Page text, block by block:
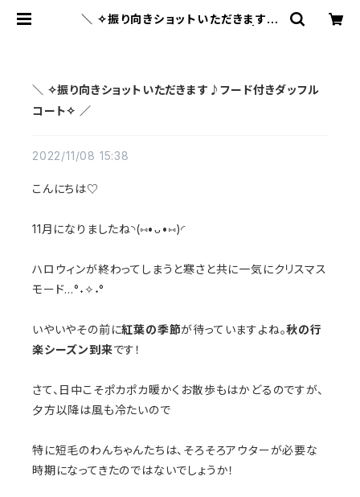
＼ ✧振り向きショットいただきます♪
＼ ✧振り向きショットいただきます♪フード付きダッフル
コート✧ ／
2022/11/08 15:38
こんにちは♡
11月になりましたね◝(⑅•ᴗ•⑅)◜
ハロウィンが終わってしまうと寒さと共に一気にクリスマス
モード…°˖✧˖°
いやいやその前に紅葉の季節が待っていますよね。秋の行
楽シーズン到来です！
さて、日中こそポカポカ暖かくお散歩もはかどるのですが、
夕方以降は風も冷たいので
特に短毛のわんちゃんたちは、そろそろアウターが必要な
時期になってきたのではないでしょうか！